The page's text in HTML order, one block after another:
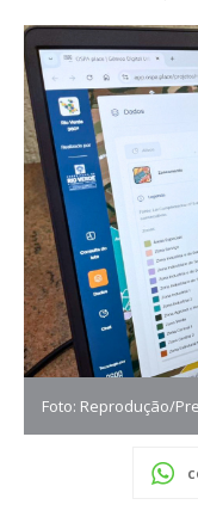
Foto: Reprodução/